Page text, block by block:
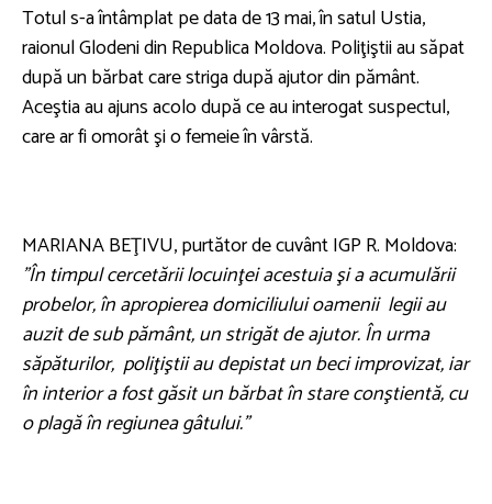
Totul s-a întâmplat pe data de 13 mai, în satul Ustia,
raionul Glodeni din Republica Moldova. Poliţiştii au săpat
după un bărbat care striga după ajutor din pământ.
Aceştia au ajuns acolo după ce au interogat suspectul,
care ar fi omorât şi o femeie în vârstă.
MARIANA BEŢIVU, purtător de cuvânt IGP R. Moldova:
”În timpul cercetării locuinţei acestuia şi a acumulării
probelor, în apropierea domiciliului oamenii legii au
auzit de sub pământ, un strigăt de ajutor. În urma
săpăturilor, poliţiştii au depistat un beci improvizat, iar
în interior a fost găsit un bărbat în stare conştientă, cu
o plagă în regiunea gâtului.”